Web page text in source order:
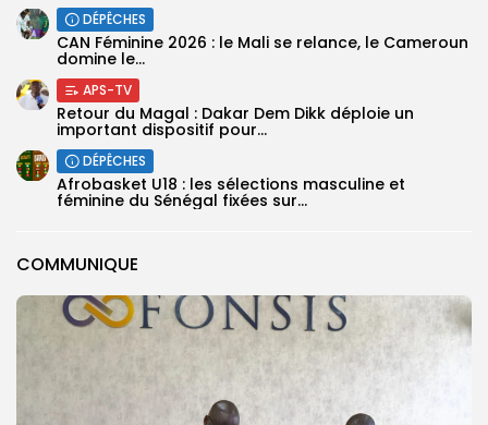
COMMUNIQUE
DÉPÊCHES
‎CAN Féminine 2026 : le Mali se relance, le Cameroun
domine le...
APS-TV
Retour du Magal : Dakar Dem Dikk déploie un
important dispositif pour...
DÉPÊCHES
‎Afrobasket U18 : les sélections masculine et
féminine du Sénégal fixées sur...